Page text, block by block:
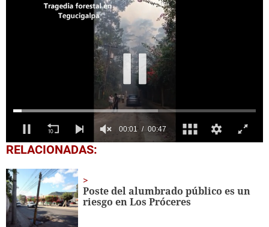
0
seconds
47
seconds
RELACIONADAS:
Poste del alumbrado público es un
riesgo en Los Próceres